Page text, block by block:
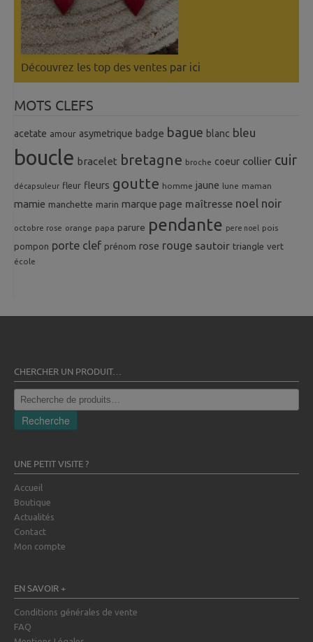
Découvrez les top des ventes par ici
MOTS CLEFS
acetate amour asymetrique badge bague blanc bleu
boucle bracelet bretagne broche coeur collier cuir
décapsuleur fleur fleurs goutte homme jaune lune maman
mamie manchette marin marque page maîtresse noel noir
octobre rose orange papa parure pendante pere noel pois
pompon porte clef prénom rose rouge sautoir triangle vert
école
CHERCHER UN PRODUIT…
Recherche
pour :
Recherche
UNE PETIT VISITE ?
Accueil
Boutique
Actualités
Contact
Mon compte
EN SAVOIR +
Conditions générales de vente
FAQ